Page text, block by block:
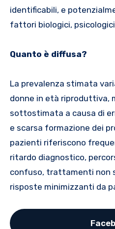
identificabili, e
fattori biologici,
Quanto è diffusa?
La prevalenza stimata
donne in età riproduttiva,
sottostimata a causa di
e scarsa formazione dei
pazienti riferiscono
ritardo diagnostico,
confuso, trattamenti non
risposte minimizzanti da